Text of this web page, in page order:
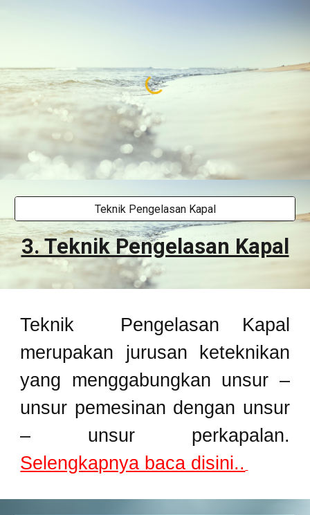
Teknik Pengelasan Kapal
3. Teknik Pengelasan Kapal
Teknik Pengelasan Kapal
merupakan jurusan keteknikan
yang menggabungkan unsur –
unsur pemesinan dengan unsur
– unsur perkapalan.
Selengkapnya baca disini..